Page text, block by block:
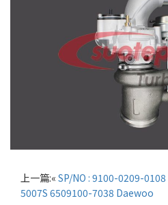
上一篇:« SP/NO : 9100-0209-
5007S 6509100-7038 Daewoo